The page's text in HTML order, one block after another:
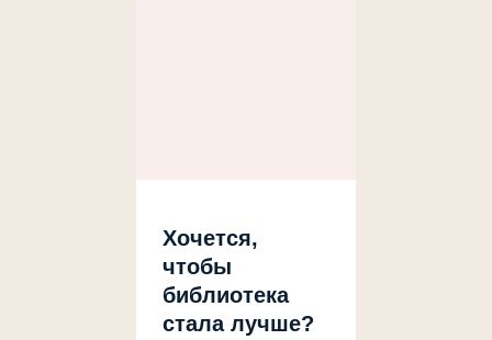
Хочется,
чтобы
библиотека
стала лучше?